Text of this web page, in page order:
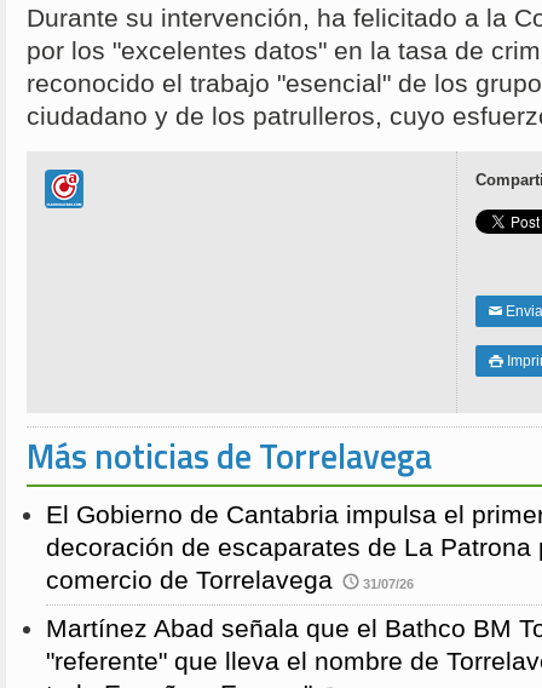
Durante su intervención, ha felicitado a la
por los "excelentes datos" en la tasa de
reconocido el trabajo "esencial" de los
ciudadano y de los patrulleros, cuyo
✉

Más noticias de Torrelavega
El Gobierno de Cantabria impulsa el
decoración de escaparates de La Patrona
comercio de Torrelavega
31/07/26
Martínez Abad señala que el Bathco BM
"referente" que lleva el nombre de